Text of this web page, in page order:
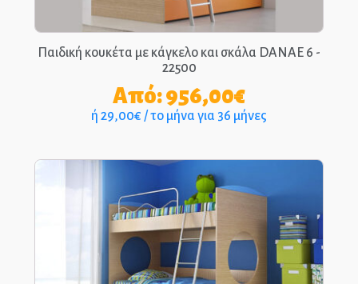
ΕΠΙΚΟΙΝΩΝΊΑ
ΤΗΛ.: 210-2400-863
EPIPLEON
Παιδική κουκέτα με κάγκελο και σκάλα DANAE 6 -
22500
Από:956,00€
ή 29,00€ / το μήνα για 36 μήνες